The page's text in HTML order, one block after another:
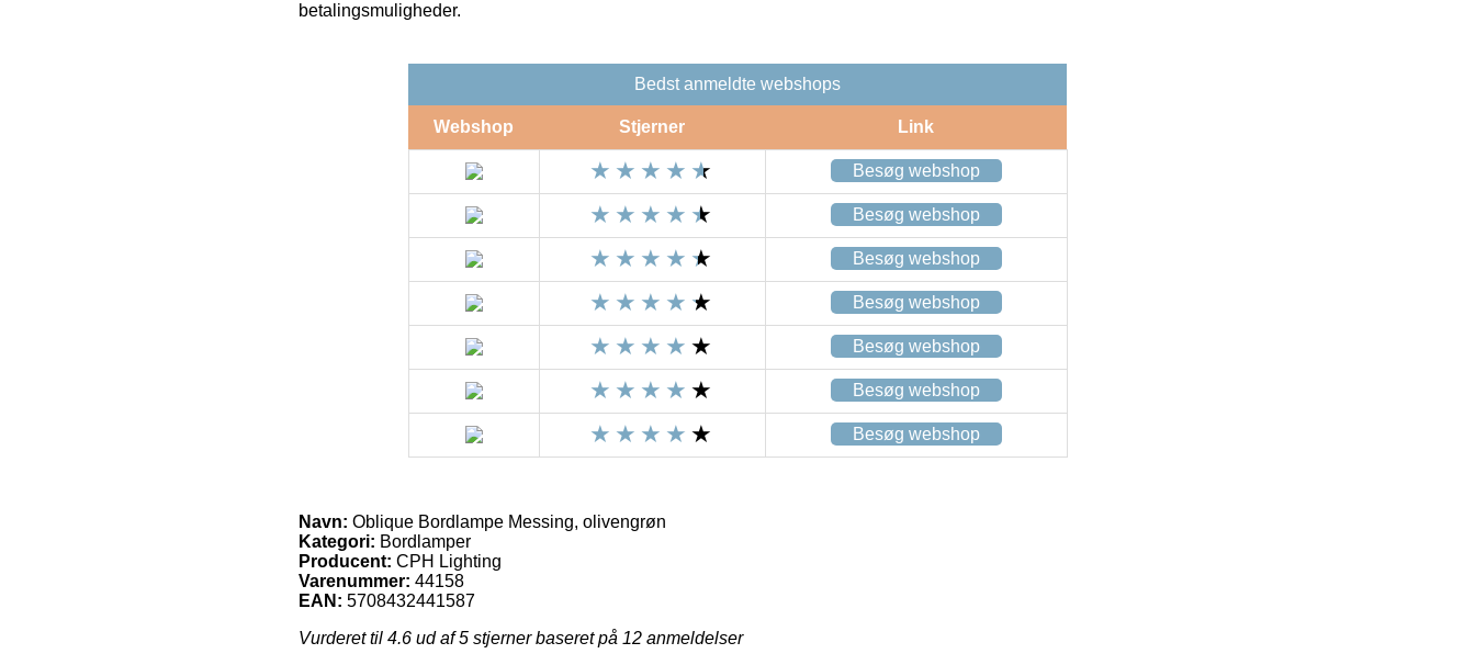
betalingsmuligheder.
Bedst anmeldte webshops
Webshop Stjerner Link
Besøg webshop
Besøg webshop
Besøg webshop
Besøg webshop
Besøg webshop
Besøg webshop
Besøg webshop
Navn: Oblique Bordlampe Messing, olivengrøn
Kategori: Bordlamper
Producent: CPH Lighting
Varenummer: 44158
EAN: 5708432441587
Vurderet til 4.6 ud af 5 stjerner baseret på 12 anmeldelser